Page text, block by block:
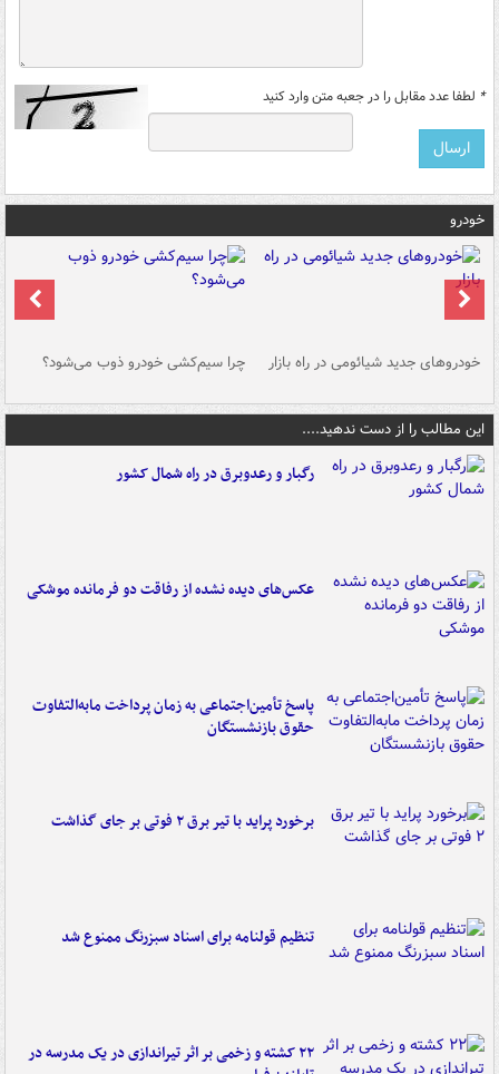
* لطفا عدد مقابل را در جعبه متن وارد کنید
خودرو
خودروهای جدید شیائومی در راه بازار چرا سیم‌کشی خودرو ذوب می‌شود؟
این مطالب را از دست ندهید....
رگبار و رعدوبرق در راه شمال کشور
عکس‌های دیده نشده از رفاقت دو فرمانده‌ موشکی
پاسخ تأمین‌اجتماعی به زمان پرداخت مابه‌التفاوت
حقوق بازنشستگان
برخورد پراید با تیر برق ۲ فوتی بر جای گذاشت
تنظیم قولنامه برای اسناد سبزرنگ ممنوع شد
۲۲ کشته و زخمی بر اثر تیراندازی در یک مدرسه در